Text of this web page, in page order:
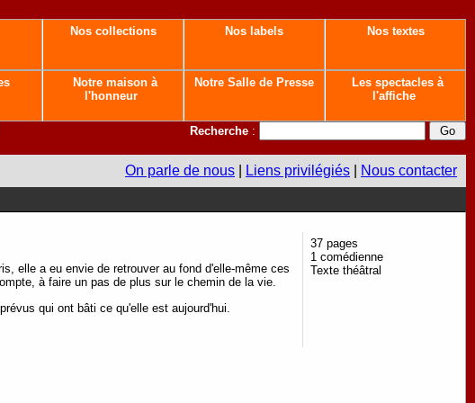
Nos collections Nos labels Nos textes
Notre maison à
l'honneur
Notre Salle de Presse
Les spectacles à
l'affiche
Recherche :
On parle de nous Liens privilégiés Nous contacter
elle a eu envie de retrouver au fond d'elle-même ces
à faire un pas de plus sur le chemin de la vie.
qui ont bâti ce qu'elle est aujourd'hui.
37 pages
1 comédienne
Texte théâtral